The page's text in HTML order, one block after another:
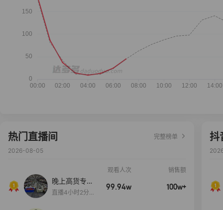
热门直播间
完整榜单
2026-08-05
观看人次 销售额
晚上高货专场
大放漏
直播4小时2分5
99.94w 100w+
抖